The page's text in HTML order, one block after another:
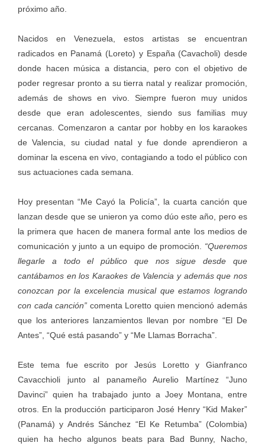
próximo año.
Nacidos en Venezuela, estos artistas se encuentran
radicados en Panamá (Loreto) y España (Cavacholi) desde
donde hacen música a distancia, pero con el objetivo de
poder regresar pronto a su tierra natal y realizar promoción,
además de shows en vivo. Siempre fueron muy unidos
desde que eran adolescentes, siendo sus familias muy
cercanas. Comenzaron a cantar por hobby en los karaokes
de Valencia, su ciudad natal y fue donde aprendieron a
dominar la escena en vivo, contagiando a todo el público con
sus actuaciones cada semana.
Hoy presentan “Me Cayó la Policía”, la cuarta canción que
lanzan desde que se unieron ya como dúo este año, pero es
la primera que hacen de manera formal ante los medios de
comunicación y junto a un equipo de promoción. “Queremos
llegarle a todo el público que nos sigue desde que
cantábamos en los Karaokes de Valencia y además que nos
conozcan por la excelencia musical que estamos logrando
con cada canción” comenta Loretto quien mencionó además
que los anteriores lanzamientos llevan por nombre “El De
Antes”, “Qué está pasando” y “Me Llamas Borracha”.
Este tema fue escrito por Jesús Loretto y Gianfranco
Cavacchioli junto al panameño Aurelio Martínez “Juno
Davinci” quien ha trabajado junto a Joey Montana, entre
otros. En la producción participaron José Henry “Kid Maker”
(Panamá) y Andrés Sánchez “El Ke Retumba” (Colombia)
quien ha hecho algunos beats para Bad Bunny, Nacho,